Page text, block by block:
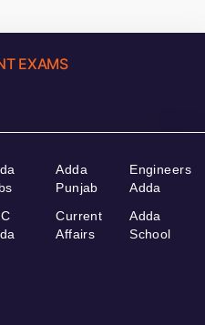
EXAMS
Adda
Punjab
Current
Affairs
Engineers
Adda
Adda
School